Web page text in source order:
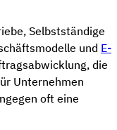
Selbstständige
und E-
die
Unternehmen
oft eine